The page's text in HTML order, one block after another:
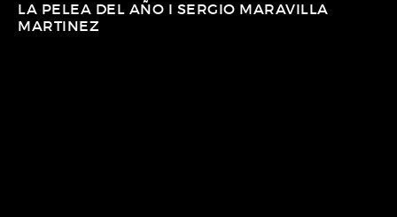
LA PELEA DEL AÑO I SERGIO MARAVILLA
MARTINEZ